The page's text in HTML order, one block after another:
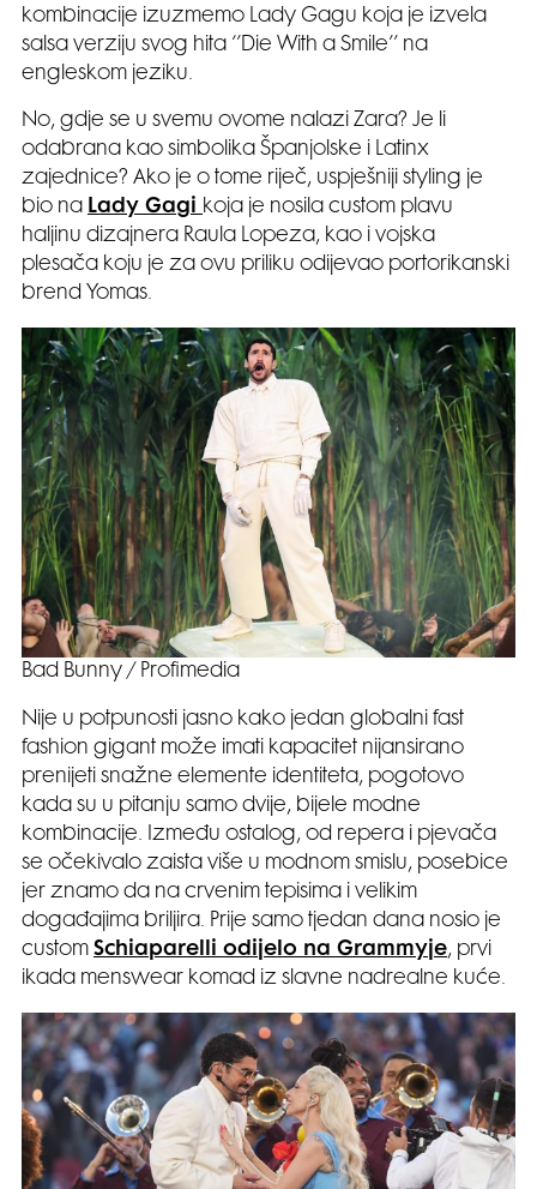
kombinacije izuzmemo Lady Gagu koja je izvela
salsa verziju svog hita ‘’Die With a Smile’’ na
engleskom jeziku.
No, gdje se u svemu ovome nalazi Zara? Je li
odabrana kao simbolika Španjolske i Latinx
zajednice? Ako je o tome riječ, uspješniji styling je
bio na Lady Gagi
koja je nosila custom plavu
haljinu dizajnera Raula Lopeza, kao i vojska
plesača koju je za ovu priliku odijevao portorikanski
brend Yomas.
Bad Bunny / Profimedia
Nije u potpunosti jasno kako jedan globalni fast
fashion gigant može imati kapacitet nijansirano
prenijeti snažne elemente identiteta, pogotovo
kada su u pitanju samo dvije, bijele modne
kombinacije. Između ostalog, od repera i pjevača
se očekivalo zaista više u modnom smislu, posebice
jer znamo da na crvenim tepisima i velikim
događajima briljira. Prije samo tjedan dana nosio je
custom Schiaparelli odijelo na Grammyje, prvi
ikada menswear komad iz slavne nadrealne kuće.